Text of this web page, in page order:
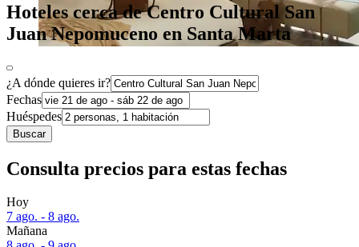
Hoteles cerca de Centro Cultural San
Juan Nepomuceno en Santa Marta
¿A dónde quieres ir?
Fechas
Huéspedes
Buscar
Consulta precios para estas fechas
Hoy
7 ago. - 8 ago.
Mañana